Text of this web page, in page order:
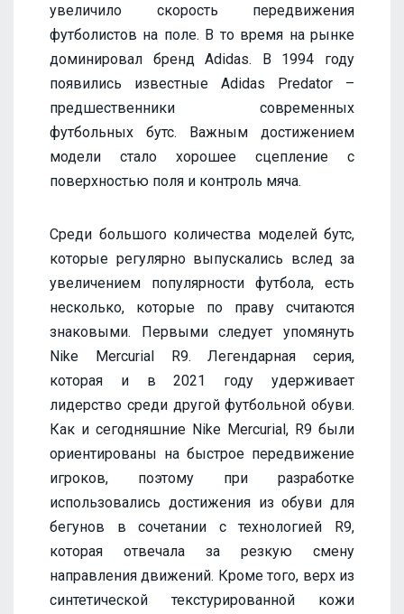
увеличило скорость передвижения
футболистов на поле. В то время на рынке
доминировал бренд Adidas. В 1994 году
появились известные Adidas Predator –
предшественники современных
футбольных бутс. Важным достижением
модели стало хорошее сцепление с
поверхностью поля и контроль мяча.
Среди большого количества моделей бутс,
которые регулярно выпускались вслед за
увеличением популярности футбола, есть
несколько, которые по праву считаются
знаковыми. Первыми следует упомянуть
Nike Mercurial R9. Легендарная серия,
которая и в 2021 году удерживает
лидерство среди другой футбольной обуви.
Как и сегодняшние Nike Mercurial, R9 были
ориентированы на быстрое передвижение
игроков, поэтому при разработке
использовались достижения из обуви для
бегунов в сочетании с технологией R9,
которая отвечала за резкую смену
направления движений. Кроме того, верх из
синтетической текстурированной кожи